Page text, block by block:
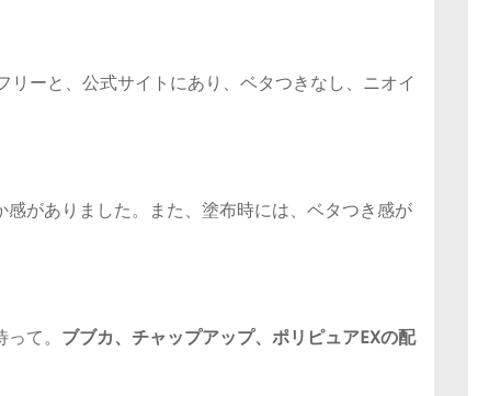
ーと、公式サイトにあり、ベタつきなし、ニオイ
がありました。また、塗布時には、ベタつき感が
て。 ブブカ、チャップアップ、ポリピュアEXの配